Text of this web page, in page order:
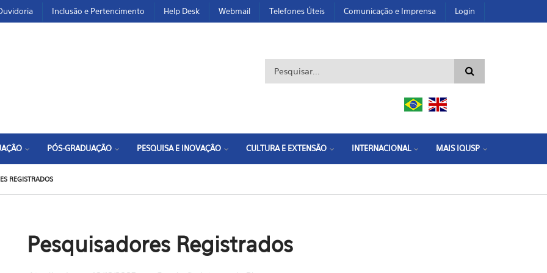
Inclusão e Pertencimento Help Desk Webmail Telefones Úteis Comunicação e Imprensa Login
Formulário de busca
PÓS-GRADUAÇÃO PESQUISA E INOVAÇÃO CULTURA E EXTENSÃO INTERNACIONAL MAIS IQUSP
REGISTRADOS
Pesquisadores Registrados